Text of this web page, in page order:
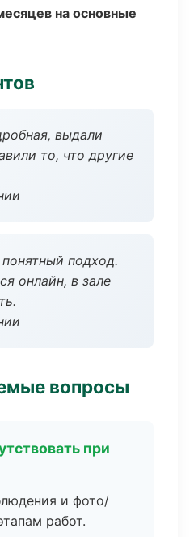
на основные
выдали
то, что другие
подход.
онлайн, в зале
вопросы
при
и фото/
работ.